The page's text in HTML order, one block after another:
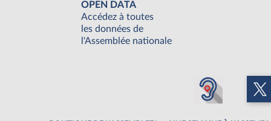
OPEN DATA
Accédez à toutes
les données de
l'Assemblée nationale